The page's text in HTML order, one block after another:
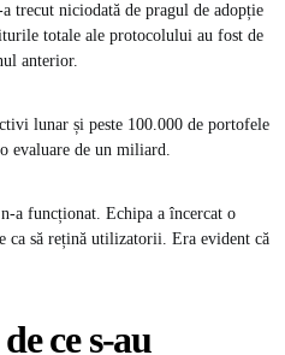
trecut niciodată de pragul de adopție
totale ale protocolului au fost de
anterior.
lunar și peste 100.000 de portofele
evaluare de un miliard.
a funcționat. Echipa a încercat o
ca să rețină utilizatorii. Era evident că
ce s-au